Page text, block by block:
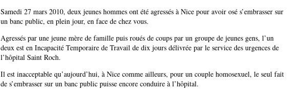
Samedi 27 mars 2010, deux jeunes hommes ont été agressés à Nice pour avoir osé s’embrasser sur
un banc public, en plein jour, en face de chez vous.
Agressés par une jeune mère de famille puis roués de coups par un groupe de jeunes gens, l’un
deux est en Incapacité Temporaire de Travail de dix jours délivrée par le service des urgences de
l’hôpital Saint Roch.
Il est inacceptable qu’aujourd’hui, à Nice comme ailleurs, pour un couple homosexuel, le seul fait
de s’embrasser sur un banc public puisse encore conduire à l’hôpital.